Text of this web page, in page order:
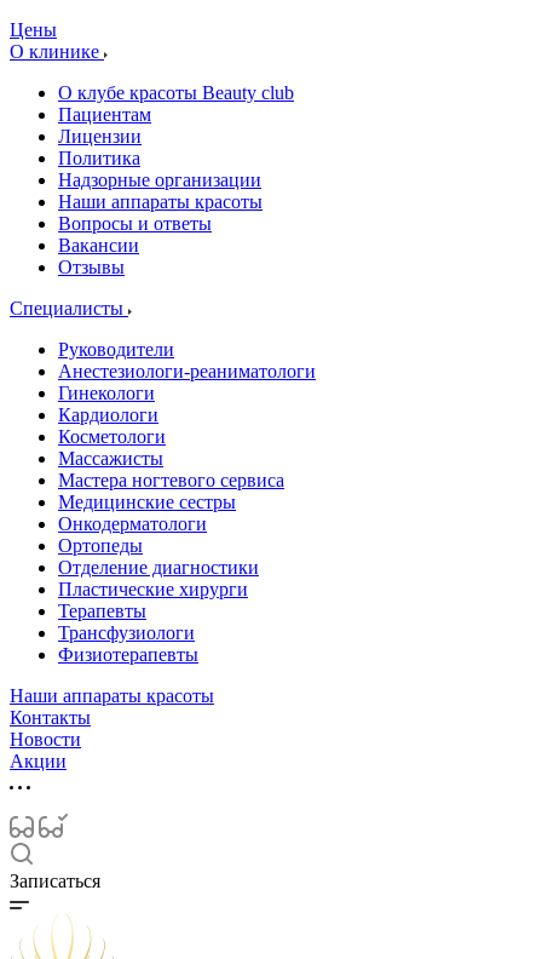
Цены
О клинике
О клубе красоты Beauty club
Пациентам
Лицензии
Политика
Надзорные организации
Наши аппараты красоты
Вопросы и ответы
Вакансии
Отзывы
Специалисты
Руководители
Анестезиологи-реаниматологи
Гинекологи
Кардиологи
Косметологи
Массажисты
Мастера ногтевого сервиса
Медицинские сестры
Онкодерматологи
Ортопеды
Отделение диагностики
Пластические хирурги
Терапевты
Трансфузиологи
Физиотерапевты
Наши аппараты красоты
Контакты
Новости
Акции
Записаться